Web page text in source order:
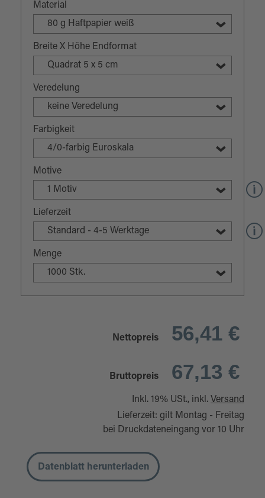
Material
80 g Haftpapier weiß
Breite X Höhe Endformat
Quadrat 5 x 5 cm
Veredelung
keine Veredelung
Farbigkeit
4/0-farbig Euroskala
Motive
1 Motiv
Lieferzeit
Standard - 4-5 Werktage
Menge
1000 Stk.
Nettopreis 56,41 €
Bruttopreis 67,13 €
Inkl. 19% USt., inkl. Versand
Lieferzeit: gilt Montag - Freitag
bei Druckdateneingang vor 10 Uhr
Datenblatt herunterladen